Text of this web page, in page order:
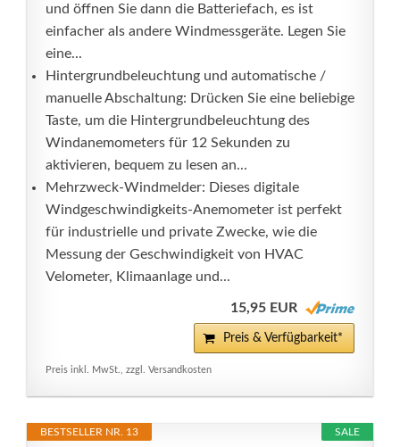
und öffnen Sie dann die Batteriefach, es ist
einfacher als andere Windmessgeräte. Legen Sie
eine...
Hintergrundbeleuchtung und automatische /
manuelle Abschaltung: Drücken Sie eine beliebige
Taste, um die Hintergrundbeleuchtung des
Windanemometers für 12 Sekunden zu
aktivieren, bequem zu lesen an...
Mehrzweck-Windmelder: Dieses digitale
Windgeschwindigkeits-Anemometer ist perfekt
für industrielle und private Zwecke, wie die
Messung der Geschwindigkeit von HVAC
Velometer, Klimaanlage und...
15,95 EUR
Preis & Verfügbarkeit*
Preis inkl. MwSt., zzgl. Versandkosten
SALE
BESTSELLER NR. 13